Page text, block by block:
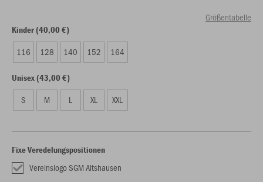
Größentabelle
Kinder (40,00 €)
116 128 140 152 164
Unisex (43,00 €)
S M L XL XXL
Fixe Veredelungspositionen
Vereinslogo SGM Altshausen